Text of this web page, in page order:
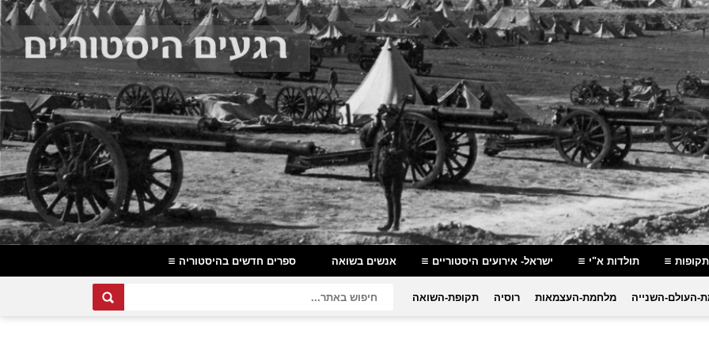
תקופות תולדות א"י ישראל- אירועים היסטוריים אנשים בשואה ספרים חדשים בהיסטוריה
העולם-השנייה מלחמת-העצמאות רוסיה תקופת-השואה